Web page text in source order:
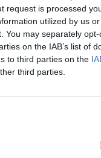
request is processed
utilized by us
You may separately
on the IAB’s list of
to third parties on the
third parties.
dos
ELN y el